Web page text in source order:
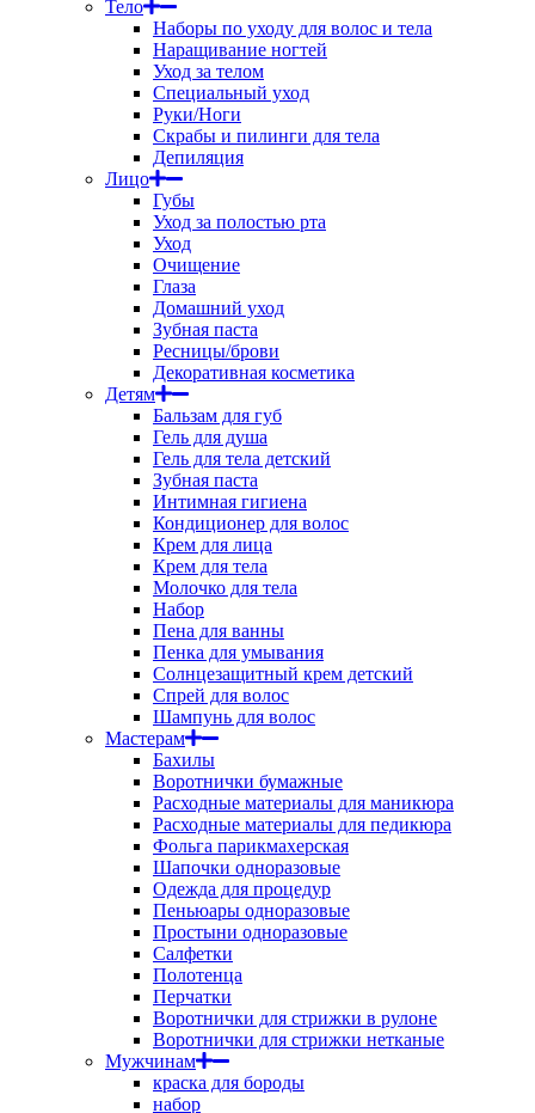
Тело
Наборы по уходу для волос и тела
Наращивание ногтей
Уход за телом
Специальный уход
Руки/Ноги
Скрабы и пилинги для тела
Депиляция
Лицо
Губы
Уход за полостью рта
Уход
Очищение
Глаза
Домашний уход
Зубная паста
Ресницы/брови
Декоративная косметика
Детям
Бальзам для губ
Гель для душа
Гель для тела детский
Зубная паста
Интимная гигиена
Кондиционер для волос
Крем для лица
Крем для тела
Молочко для тела
Набор
Пена для ванны
Пенка для умывания
Солнцезащитный крем детский
Спрей для волос
Шампунь для волос
Мастерам
Бахилы
Воротнички бумажные
Расходные материалы для маникюра
Расходные материалы для педикюра
Фольга парикмахерская
Шапочки одноразовые
Одежда для процедур
Пеньюары одноразовые
Простыни одноразовые
Салфетки
Полотенца
Перчатки
Воротнички для стрижки в рулоне
Воротнички для стрижки нетканые
Мужчинам
краска для бороды
набор